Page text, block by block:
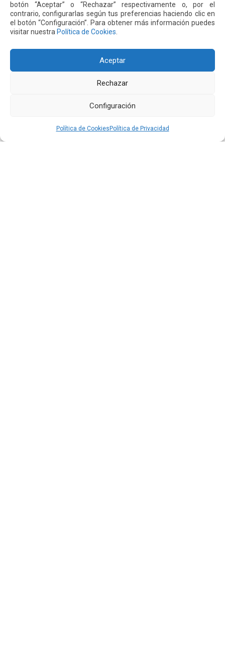
botón “Aceptar” o “Rechazar” respectivamente o, por el
contrario, configurarlas según tus preferencias haciendo clic en
el botón “Configuración”. Para obtener más información puedes
visitar nuestra Política de Cookies
Aceptar
Rechazar
Configuración
Política de Cookies Política de Privacidad
Siguiente Anterior